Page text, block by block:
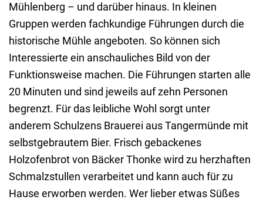
Mühlenberg – und darüber hinaus. In kleinen
Gruppen werden fachkundige Führungen durch die
historische Mühle angeboten. So können sich
Interessierte ein anschauliches Bild von der
Funktionsweise machen. Die Führungen starten alle
20 Minuten und sind jeweils auf zehn Personen
begrenzt. Für das leibliche Wohl sorgt unter
anderem Schulzens Brauerei aus Tangermünde mit
selbstgebrautem Bier. Frisch gebackenes
Holzofenbrot von Bäcker Thonke wird zu herzhaften
Schmalzstullen verarbeitet und kann auch für zu
Hause erworben werden. Wer lieber etwas Süßes